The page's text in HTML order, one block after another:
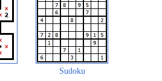
Sudoku